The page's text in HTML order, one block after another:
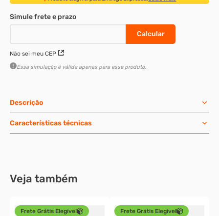
Produto elegível para Entrega Expressa!
Não sei meu CEP
Essa simulação é válida apenas para esse produto.
Descrição
Características técnicas
Veja também
Frete Grátis Elegível Frete Grátis Elegível